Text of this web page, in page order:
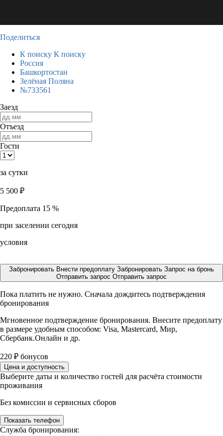
Поделиться
К поиску К поиску
Россия
Башкортостан
Зелёная Поляна
№733561
Заезд
Отъезд
Гости
за сутки
5 500 ₽
Предоплата 15 %
при заселении сегодня
условия
Забронировать Внести предоплату Забронировать Запрос на бронь
Отправить запрос Отправить запрос
Пока платить не нужно. Сначала дождитесь подтверждения
бронирования
Мгновенное подтверждение бронирования. Внесите предоплату
в размере удобным способом: Visa, Mastercard, Мир,
Сбербанк.Онлайн и др.
220 ₽ бонусов
Цена и доступность
Выберите даты и количество гостей для расчёта стоимости
проживания
Без комиссии и сервисных сборов
Показать телефон
Служба бронирования: